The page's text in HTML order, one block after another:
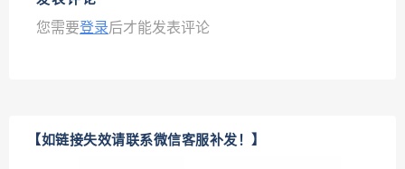
您需要登录后才能发表评论
【如链接失效请联系微信客服补发！】